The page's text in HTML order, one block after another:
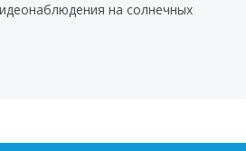
на солнечных